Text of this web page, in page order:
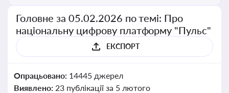
Головне за 05.02.2026 по темі: Про
національну цифрову платформу "Пульс"
ЕКСПОРТ
Опрацьовано: 14445 джерел
Виявлено: 23 публікації за 5 лютого